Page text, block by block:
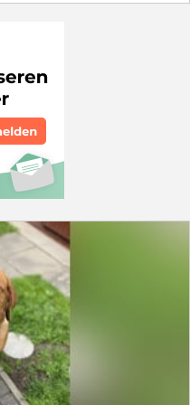
einen Telefon /
freuen wir uns
Anfragen per Mail
nur nach
Sie uns im
zwischen Köln
telefonisch unter
bekommen die
ein Deckchen
die ersten Tage mit
Mit
ohne 885 EUR. Sie
jederzeit nach
Dem Auszug in
mehr im Wege.
5529574